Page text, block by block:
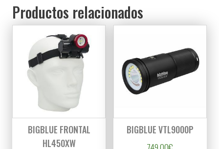
Productos relacionados
BIGBLUE FRONTAL
HL450XW
BIGBLUE VTL9000P